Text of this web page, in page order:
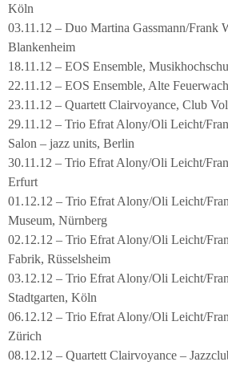
Köln
03.11.12 – Duo Martina Gassmann/Frank
Blankenheim
18.11.12 – EOS Ensemble,
22.11.12 – EOS Ensemble, Alte
23.11.12 – Quartett Clairvoyance, Club
29.11.12 – Trio Efrat Alony/Oli Leicht/
Salon – jazz units, Berlin
30.11.12 – Trio Efrat Alony/Oli Leicht/
Erfurt
01.12.12 – Trio Efrat Alony/Oli Leicht/
Museum, Nürnberg
02.12.12 – Trio Efrat Alony/Oli Leicht/
Fabrik, Rüsselsheim
03.12.12 – Trio Efrat Alony/Oli Leicht/
Stadtgarten, Köln
06.12.12 – Trio Efrat Alony/Oli Leicht/
Zürich
08.12.12 – Quartett Clairvoyance –